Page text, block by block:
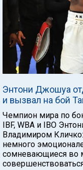
Энтони Джошуа
и вызвал на бой
Чемпион мира по
IBF, WBA и IBO
Владимиром
немного
сомневающиеся во